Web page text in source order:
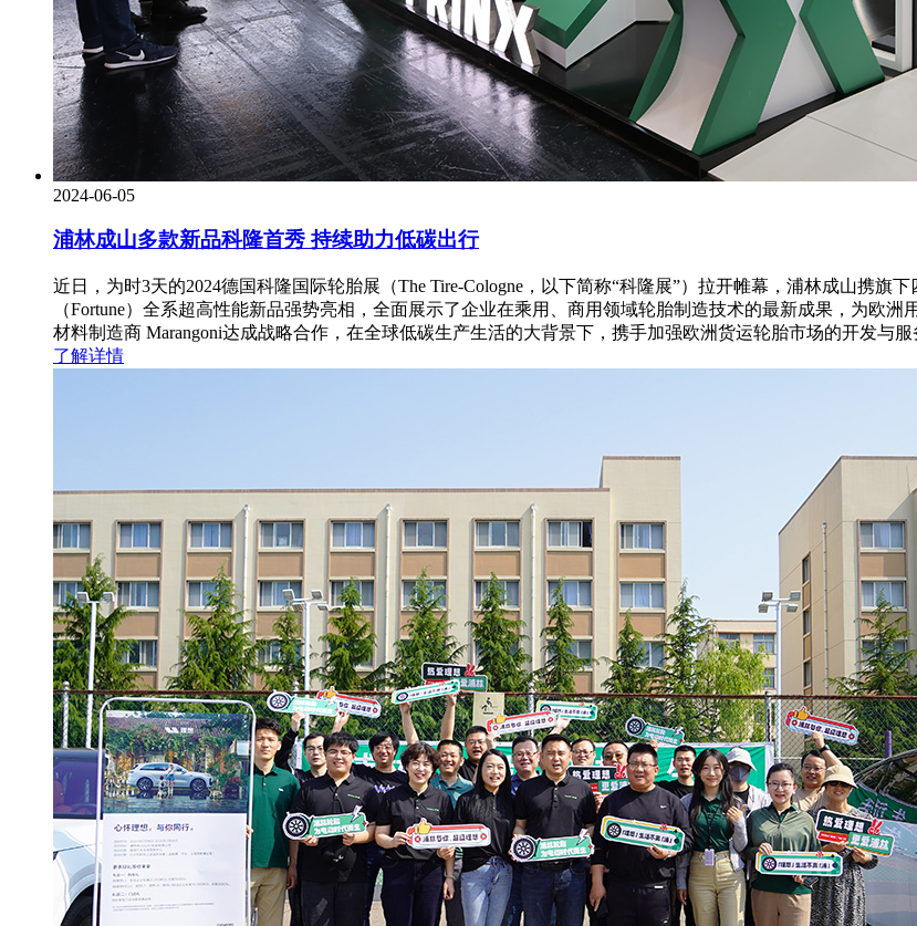
2024-06-05
浦林成山多款新品科隆首秀 持续助力低碳出行
近日，为时3天的2024德国科隆国际轮胎展（The Tire-Cologne，以下简称“科隆展”）拉开帷幕，浦林成山携旗
（Fortune）全系超高性能新品强势亮相，全面展示了企业在乘用、商用领域轮胎制造技术的最新成果，为欧
材料制造商 Marangoni达成战略合作，在全球低碳生产生活的大背景下，携手加强欧洲货运轮胎市场的开发与
了解详情